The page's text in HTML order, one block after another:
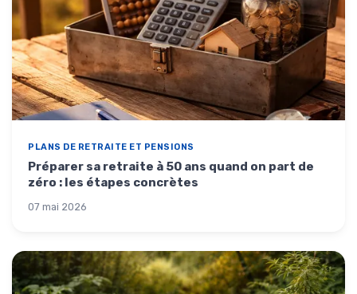
PLANS DE RETRAITE ET PENSIONS
Préparer sa retraite à 50 ans quand on part de
zéro : les étapes concrètes
07 mai 2026